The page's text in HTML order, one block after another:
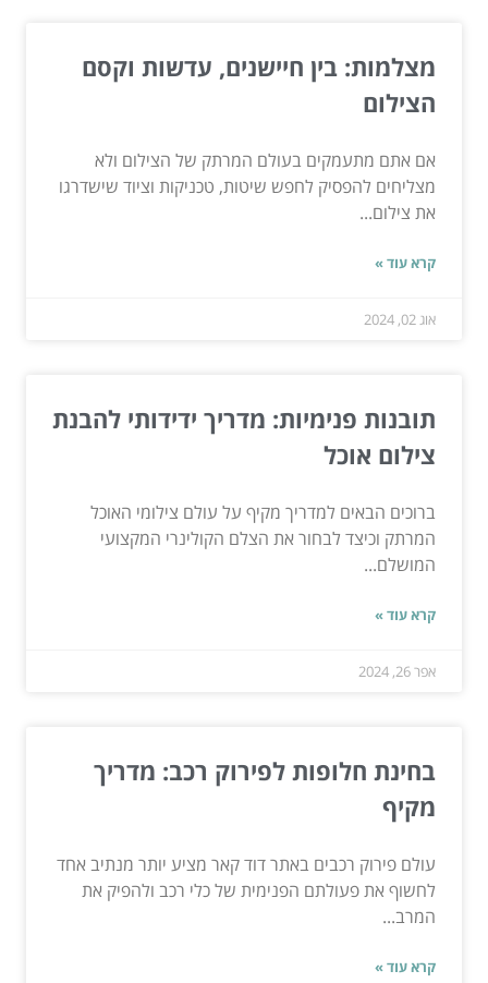
מצלמות: בין חיישנים, עדשות וקסם
הצילום
אם אתם מתעמקים בעולם המרתק של הצילום ולא
מצליחים להפסיק לחפש שיטות, טכניקות וציוד שישדרגו
את צילום...
קרא עוד »
אוג 02, 2024
תובנות פנימיות: מדריך ידידותי להבנת
צילום אוכל
ברוכים הבאים למדריך מקיף על עולם צילומי האוכל
המרתק וכיצד לבחור את הצלם הקולינרי המקצועי
המושלם...
קרא עוד »
אפר 26, 2024
בחינת חלופות לפירוק רכב: מדריך
מקיף
עולם פירוק רכבים באתר דוד קאר מציע יותר מנתיב אחד
לחשוף את פעולתם הפנימית של כלי רכב ולהפיק את
המרב...
קרא עוד »